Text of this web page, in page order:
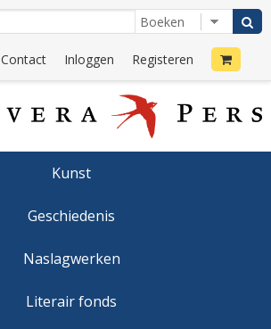
Contact Inloggen Registeren
Kunst
Geschiedenis
Naslagwerken
Literair fonds